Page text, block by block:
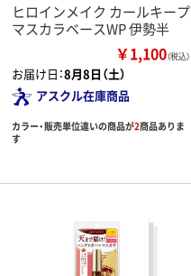
ヒロインメイク カールキープ
マスカラベースWP 伊勢半
￥1,100（税込）
お届け日：8月8日（土）
アスクル在庫商品
カラー・販売単位違いの商品が2商品ありま
す